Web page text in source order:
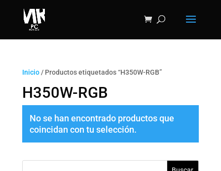
Inicio/ Productos etiquetados “H350W-RGB”
H350W-RGB
No se han encontrado productos que
coincidan con tu selección.